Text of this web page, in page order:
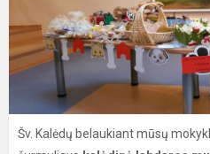
Šv. Kalėdų belaukiant mūsų